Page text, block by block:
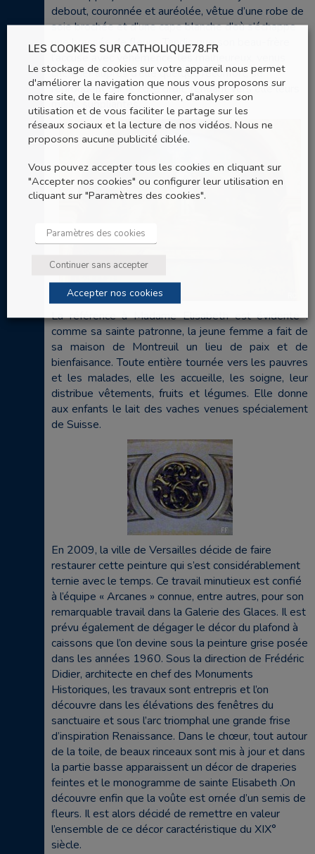
debout, couronnée et auréolée, vêtue d’une robe de
soie brochée et d’une cape blanche d’où s’échappe
une brassée de fleurs. Tandis que son beau-frère
l’accuse avec véhémence, les malheureux, venus
chercher auprès d’elle quelque réconfort, se
regroupent sur le côté droit, tendant vers elle leurs
mains suppliantes.
La référence à Madame Elisabeth est évidente :
comme sa sainte patronne, la jeune femme a fait de
sa maison de Montreuil un lieu de paix et de
bienfaisance. Toute entière tournée vers les pauvres
et les malades, elle les accueille, les soigne, leur
distribue vêtements, fruits et légumes. Elle donne
aux enfants le lait des vaches venues spécialement
de Suisse.
En 2009, la ville de Versailles décide de faire
restaurer cette peinture qui s’est considérablement
ternie avec le temps. Ce travail minutieux est confié
à l’équipe « Arcanes » connue, entre autres, pour son
remarquable travail dans la Galerie des Glaces. Il est
prévu également de dégager le décor du plafond à
caissons que l’on devine sous la peinture grise posée
dans les années 1960. Sous la direction de Frédéric
Didier, architecte en chef des Monuments
Historiques, les travaux sont entrepris et l’on
découvre dans les élévations des fenêtres du
sanctuaire et sous l’arc triomphal une grande frise
d’inspiration Renaissance. Dans le chœur, tout autour
de la toile, de beaux rinceaux sont mis à jour et dans
la partie basse apparaissent un décor de draperies
feintes et le monogramme de sainte Elisabeth .On
découvre enfin que la voûte est ornée d’un semis de
fleurs. Il est alors décidé de remettre en valeur
l’ensemble de ce décor caractéristique du XIX°
siècle.
LES COOKIES SUR CATHOLIQUE78.FR
Le stockage de cookies sur votre appareil nous permet
d'améliorer la navigation que nous vous proposons sur
notre site, de le faire fonctionner, d'analyser son
utilisation et de vous faciliter le partage sur les
réseaux sociaux et la lecture de nos vidéos. Nous ne
proposons aucune publicité ciblée.
Vous pouvez accepter tous les cookies en cliquant sur
"Accepter nos cookies" ou configurer leur utilisation en
cliquant sur "Paramètres des cookies".
Paramètres des cookies
Continuer sans accepter
Accepter nos cookies